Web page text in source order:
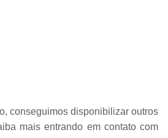
Envidraçamento
conseguimos disponibilizar outros
mais entrando em contato com